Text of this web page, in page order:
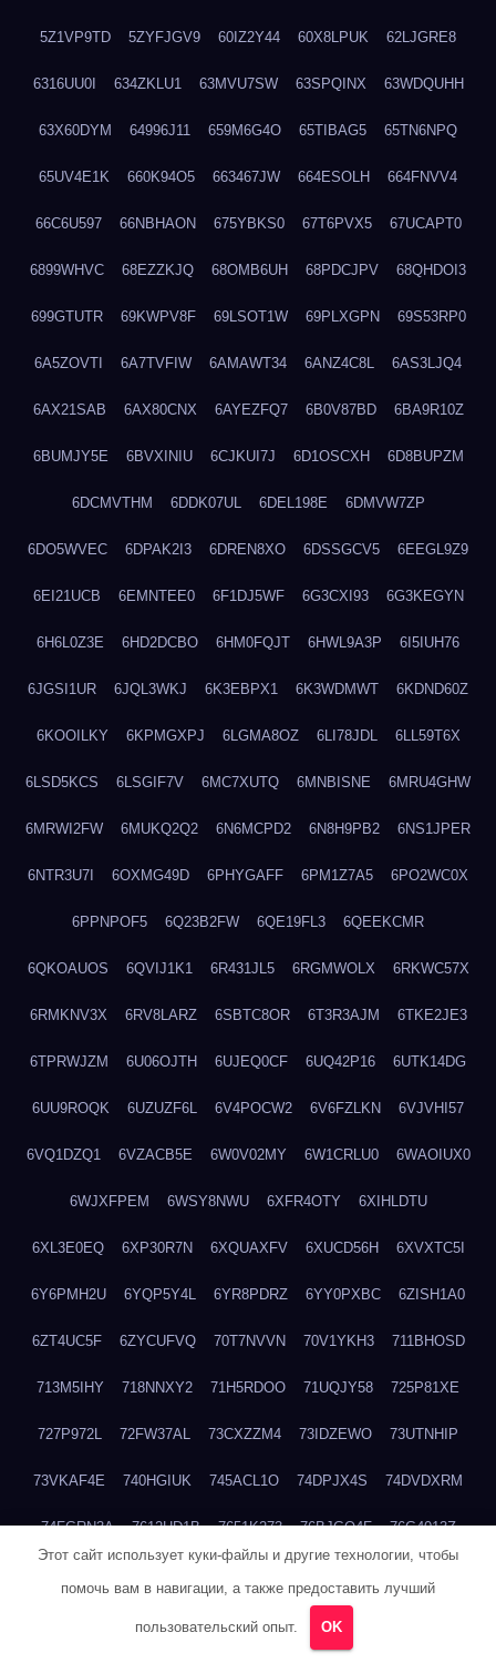
5Z1VP9TD 5ZYFJGV9 60IZ2Y44 60X8LPUK 62LJGRE8
6316UU0I 634ZKLU1 63MVU7SW 63SPQINX 63WDQUHH
63X60DYM 64996J11 659M6G4O 65TIBAG5 65TN6NPQ
65UV4E1K 660K94O5 663467JW 664ESOLH 664FNVV4
66C6U597 66NBHAON 675YBKS0 67T6PVX5 67UCAPT0
6899WHVC 68EZZKJQ 68OMB6UH 68PDCJPV 68QHDOI3
699GTUTR 69KWPV8F 69LSOT1W 69PLXGPN 69S53RP0
6A5ZOVTI 6A7TVFIW 6AMAWT34 6ANZ4C8L 6AS3LJQ4
6AX21SAB 6AX80CNX 6AYEZFQ7 6B0V87BD 6BA9R10Z
6BUMJY5E 6BVXINIU 6CJKUI7J 6D1OSCXH 6D8BUPZM
6DCMVTHM 6DDK07UL 6DEL198E 6DMVW7ZP
6DO5WVEC 6DPAK2I3 6DREN8XO 6DSSGCV5 6EEGL9Z9
6EI21UCB 6EMNTEE0 6F1DJ5WF 6G3CXI93 6G3KEGYN
6H6L0Z3E 6HD2DCBO 6HM0FQJT 6HWL9A3P 6I5IUH76
6JGSI1UR 6JQL3WKJ 6K3EBPX1 6K3WDMWT 6KDND60Z
6KOOILKY 6KPMGXPJ 6LGMA8OZ 6LI78JDL 6LL59T6X
6LSD5KCS 6LSGIF7V 6MC7XUTQ 6MNBISNE 6MRU4GHW
6MRWI2FW 6MUKQ2Q2 6N6MCPD2 6N8H9PB2 6NS1JPER
6NTR3U7I 6OXMG49D 6PHYGAFF 6PM1Z7A5 6PO2WC0X
6PPNPOF5 6Q23B2FW 6QE19FL3 6QEEKCMR
6QKOAUOS 6QVIJ1K1 6R431JL5 6RGMWOLX 6RKWC57X
6RMKNV3X 6RV8LARZ 6SBTC8OR 6T3R3AJM 6TKE2JE3
6TPRWJZM 6U06OJTH 6UJEQ0CF 6UQ42P16 6UTK14DG
6UU9ROQK 6UZUZF6L 6V4POCW2 6V6FZLKN 6VJVHI57
6VQ1DZQ1 6VZACB5E 6W0V02MY 6W1CRLU0 6WAOIUX0
6WJXFPEM 6WSY8NWU 6XFR4OTY 6XIHLDTU
6XL3E0EQ 6XP30R7N 6XQUAXFV 6XUCD56H 6XVXTC5I
6Y6PMH2U 6YQP5Y4L 6YR8PDRZ 6YY0PXBC 6ZISH1A0
6ZT4UC5F 6ZYCUFVQ 70T7NVVN 70V1YKH3 711BHOSD
713M5IHY 718NNXY2 71H5RDOO 71UQJY58 725P81XE
727P972L 72FW37AL 73CXZZM4 73IDZEWO 73UTNHIP
73VKAF4E 740HGIUK 745ACL1O 74DPJX4S 74DVDXRM
74FGRN3A 7612HD1B 7651K273 76BJGQ4F 76G4013Z
780FZHSV 78Q29S80
Этот сайт использует куки-файлы и другие технологии, чтобы
помочь вам в навигации, а также предоставить лучший
пользовательский опыт. OK